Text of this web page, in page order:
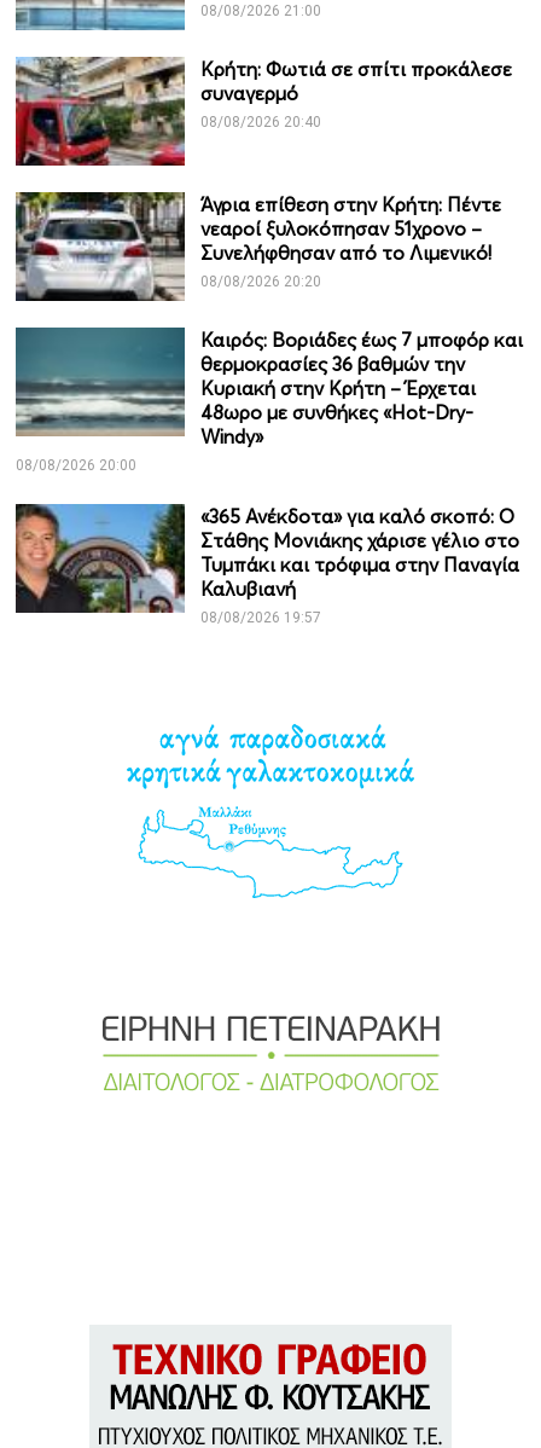
08/08/2026 21:00
Κρήτη: Φωτιά σε σπίτι προκάλεσε
συναγερμό
08/08/2026 20:40
Άγρια επίθεση στην Κρήτη: Πέντε
νεαροί ξυλοκόπησαν 51χρονο –
Συνελήφθησαν από το Λιμενικό!
08/08/2026 20:20
Καιρός: Βοριάδες έως 7 μποφόρ και
θερμοκρασίες 36 βαθμών την
Κυριακή στην Κρήτη – Έρχεται
48ωρο με συνθήκες «Hot-Dry-
Windy»
08/08/2026 20:00
«365 Ανέκδοτα» για καλό σκοπό: Ο
Στάθης Μονιάκης χάρισε γέλιο στο
Τυμπάκι και τρόφιμα στην Παναγία
Καλυβιανή
08/08/2026 19:57